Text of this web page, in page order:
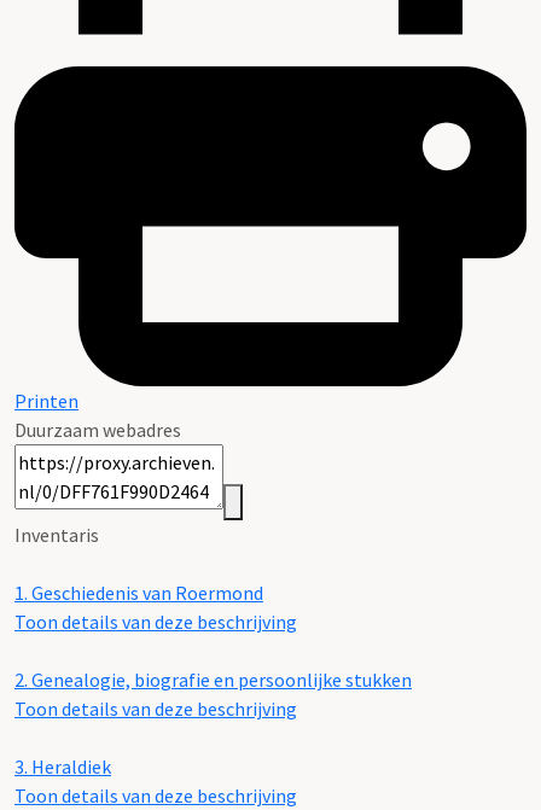
Printen
Duurzaam webadres
Inventaris
1. Geschiedenis van Roermond
Toon details van deze beschrijving
2. Genealogie, biografie en persoonlijke stukken
Toon details van deze beschrijving
3. Heraldiek
Toon details van deze beschrijving